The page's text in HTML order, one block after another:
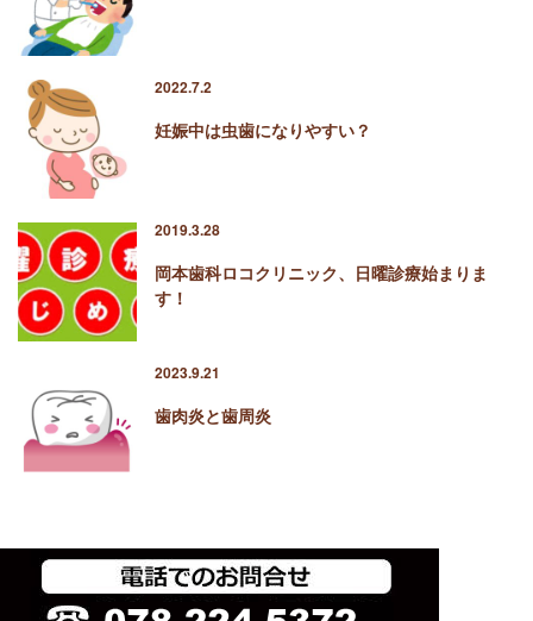
2022.7.2
妊娠中は虫歯になりやすい？
2019.3.28
岡本歯科ロコクリニック、日曜診療始まりま
す！
2023.9.21
歯肉炎と歯周炎